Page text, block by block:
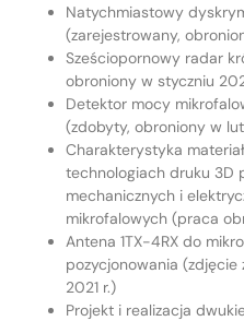
Natychmiastowy
(zarejestrowany,
Sześciopornowy radar
obroniony w styczniu
Detektor mocy
(zdobyty, obroniony w
Charakterystyka
technologiach druku 3D
mechanicznych i
mikrofalowych (praca
Antena 1TX-4RX do
pozycjonowania
2021 r.)
Projekt i realizacja